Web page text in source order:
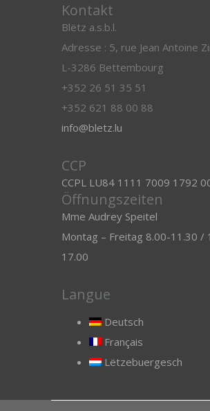
Kontakt
Blëtz a.s.b.l.
Adresse : 5, rue Jean Antoine
L-3286 Bettembourg
+352 26 51 35 51
+352 621 88 00 88
info@bletz.lu
CCP
CCPL LU84 1111 7009 1792
Öffnungszeiten
Mme Audrey Speitel
Montag – Freitag 8.00-11.30 /
17.00
Langue
Deutsch
Français
Lëtzebuergesch